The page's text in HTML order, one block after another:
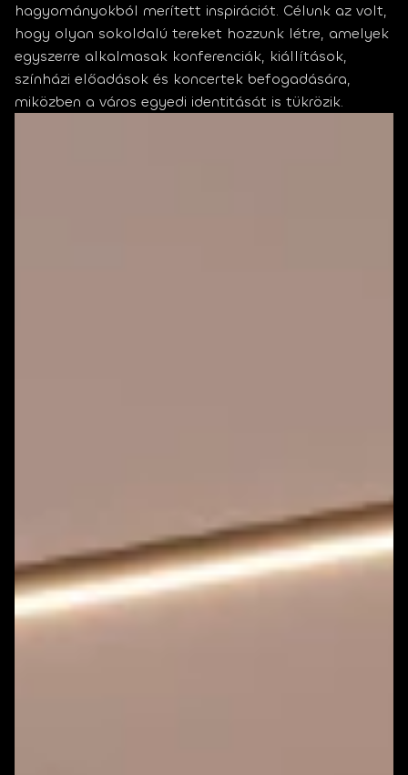
hagyományokból merített inspirációt. Célunk az volt,
hogy olyan sokoldalú tereket hozzunk létre, amelyek
egyszerre alkalmasak konferenciák, kiállítások,
színházi előadások és koncertek befogadására,
miközben a város egyedi identitását is tükrözik.